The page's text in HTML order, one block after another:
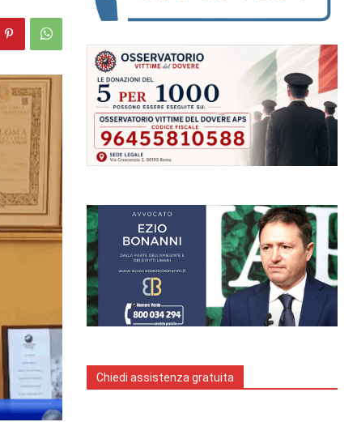
Chiedi assistenza gratuita